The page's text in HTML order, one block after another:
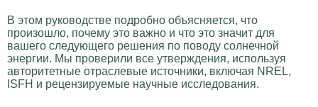
В этом руководстве подробно объясняется, что
произошло, почему это важно и что это значит для
вашего следующего решения по поводу солнечной
энергии. Мы проверили все утверждения, используя
авторитетные отраслевые источники, включая NREL,
ISFH и рецензируемые научные исследования.